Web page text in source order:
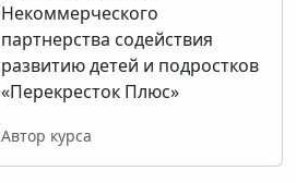
Некоммерческого
партнерства содействия
развитию детей и подростков
«Перекресток Плюс»
Автор курса